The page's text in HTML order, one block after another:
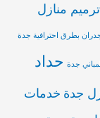
ترميم منازل
بطرق احترافية جدة
جدة حداد
جدة خدمات